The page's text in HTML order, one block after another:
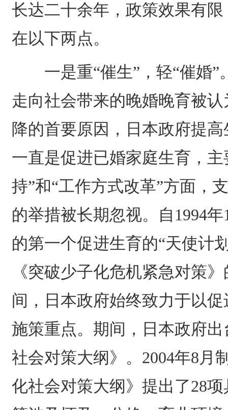
长达二十余年，政策效果有
在以下两点。
一是重“催生”，轻“催婚”
走向社会带来的晚婚晚育被
降的首要原因，日本政府提
一直是促进已婚家庭生育，
持”和“工作方式改革”方面，
的举措被长期忽视。自1994
的第一个促进生育的“天使计
《突破少子化危机紧急对策
间，日本政府始终致力于以
施策重点。期间，日本政府
社会对策大纲》。2004年8月
化社会对策大纲》提出了28